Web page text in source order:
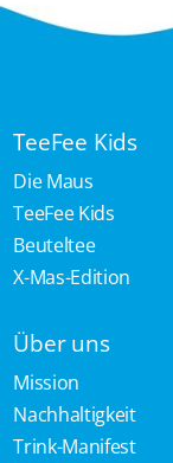
TeeFee Kids
Die Maus
TeeFee Kids
Beuteltee
X-Mas-Edition
Über uns
Mission
Nachhaltigkeit
Trink-Manifest